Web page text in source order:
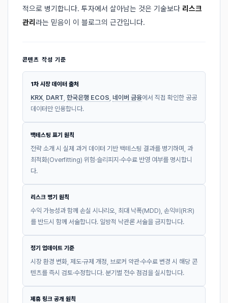
적으로 병기합니다. 투자에서 살아남는 것은 기술보다 리스크
관리 라는 믿음이 이 블로그의 근간입니다.
콘텐츠 작성 기준
1차 시장 데이터 출처
KRX DART 한국은행 ECOS 네이버 금융에서 직접 확인한 공공
데이터만 인용합니다.
백테스팅 표기 원칙
전략 소개 시 실제 과거 데이터 기반 백테스팅 결과를 병기하며, 과
최적화(Overfitting) 위험·슬리피지·수수료 반영 여부를 명시합니
다.
리스크 병기 원칙
수익 가능성과 함께 손실 시나리오, 최대 낙폭(MDD), 손익비(R:R)
를 반드시 함께 서술합니다. 일방적 낙관론 서술을 금지합니다.
정기 업데이트 기준
시장 환경 변화, 제도·규제 개정, 브로커 약관·수수료 변경 시 해당 콘
텐츠를 즉시 검토·수정합니다. 분기별 전수 점검을 실시합니다.
제휴 링크 공개 원칙